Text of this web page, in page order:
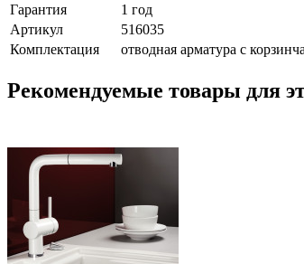
Гарантия
1 год
Артикул
516035
Комплектация
отводная арматура с
Рекомендуемые товары для